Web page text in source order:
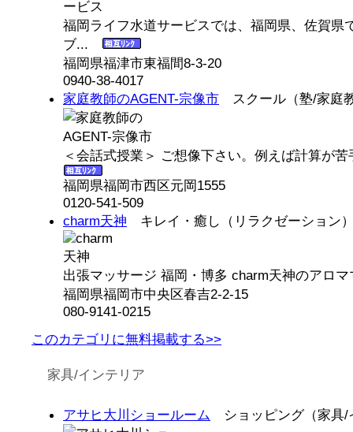
福岡ライフ水道サービスでは、福岡県、佐賀県
ブ...
福岡県福津市東福間8-3-20
0940-38-4017
家庭教師のAGENT-宗像市 スクール（塾/家庭
＜会話式授業＞ ご想像下さい。例えば計算が
福岡県福岡市西区元岡1555
0120-541-509
charm天神 キレイ・癒し（リラクゼーション
出張マッサージ 福岡・博多 charm天神のアロ
福岡県福岡市中央区春吉2-2-15
080-9141-0215
このカテゴリに無料掲載する>>
家具/インテリア
アサヒ大川ショールーム ショッピング（家具/